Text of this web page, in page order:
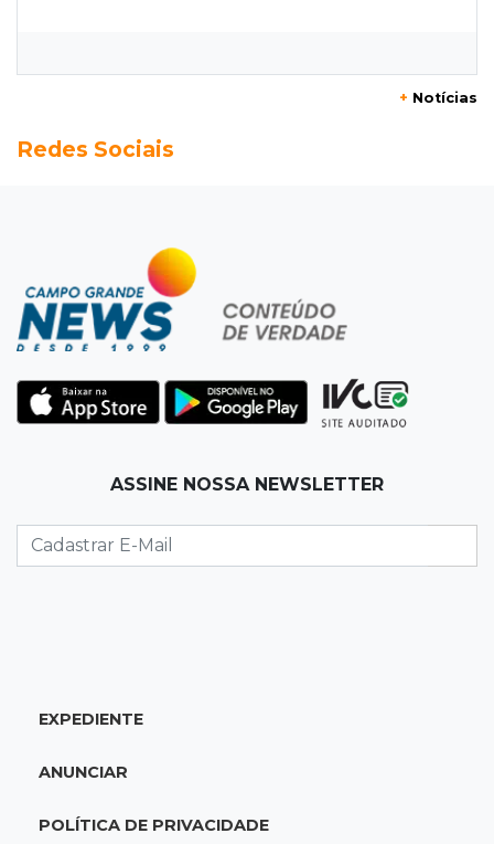
Discussão termina com homem morto a socos
Após briga, casa pega fogo duas vezes em
condomínio do Nova Lima
08:37
Agendão de partidas
Rodada do Brasileirão tem 6 jogos neste
domingo de Dia dos Pais
Município de MS perde 58 mil hectares e R$ 12
Rapaz de 23 anos morre ao bater o carro em
+ Notícias
Redes Sociais
ASSINE NOSSA NEWSLETTER
EXPEDIENTE
ANUNCIAR
POLÍTICA DE PRIVACIDADE